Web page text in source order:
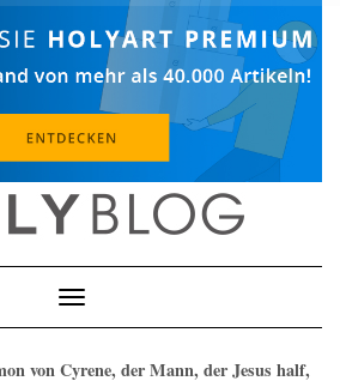
Toggle
Navigation
von Cyrene, der Mann, der Jesus half,